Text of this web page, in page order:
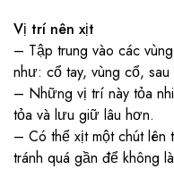
Vị trí nên xịt
– Tập trung vào các
như: cổ tay, vùng cổ,
– Những vị trí này tỏa
tỏa và lưu giữ lâu hơn.
– Có thể xịt một chút
tránh quá gần để không